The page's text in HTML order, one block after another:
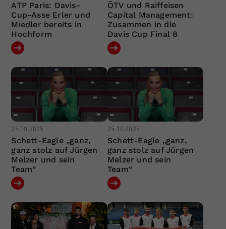
ATP Paris: Davis-
Cup-Asse Erler und
Miedler bereits in
Hochform
ÖTV und Raiffeisen
Capital Management:
Zusammen in die
Davis Cup Final 8
25.10.2025
Schett-Eagle „ganz,
ganz stolz auf Jürgen
Melzer und sein
Team“
25.10.2025
Schett-Eagle „ganz,
ganz stolz auf Jürgen
Melzer und sein
Team“